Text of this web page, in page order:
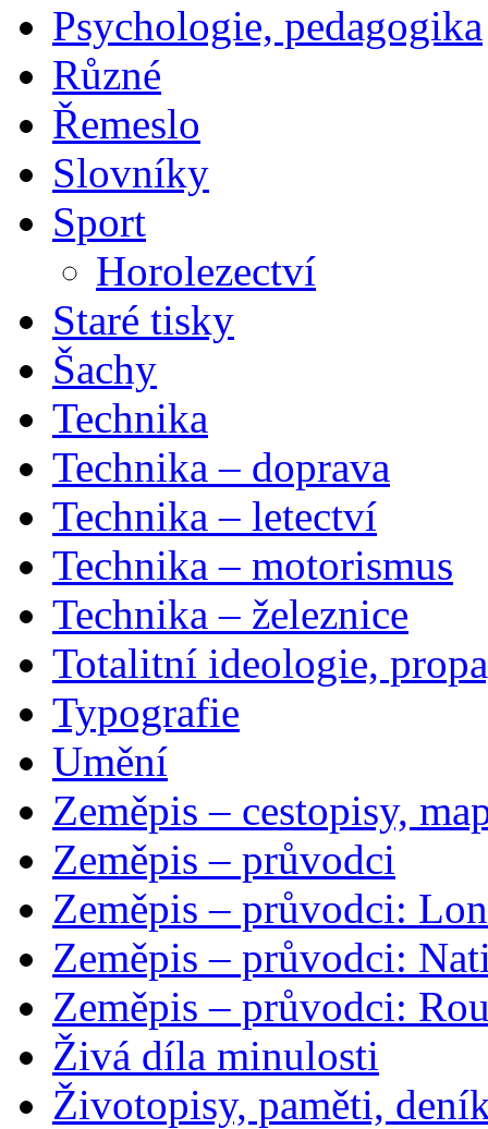
Psychologie, pedagogika
Různé
Řemeslo
Slovníky
Sport
Horolezectví
Staré tisky
Šachy
Technika
Technika – doprava
Technika – letectví
Technika – motorismus
Technika – železnice
Totalitní ideologie,
Typografie
Umění
Zeměpis – cestopisy,
Zeměpis – průvodci
Zeměpis – průvodci:
Zeměpis – průvodci:
Zeměpis – průvodci:
Živá díla minulosti
Životopisy, paměti,